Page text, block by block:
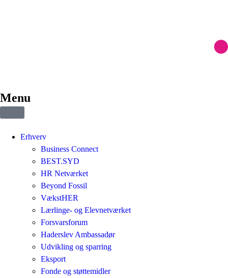
Menu
Erhverv
Business Connect
BEST.SYD
HR Netværket
Beyond Fossil
VækstHER
Lærlinge- og Elevnetværket
Forsvarsforum
Haderslev Ambassadør
Udvikling og sparring
Eksport
Fonde og støttemidler